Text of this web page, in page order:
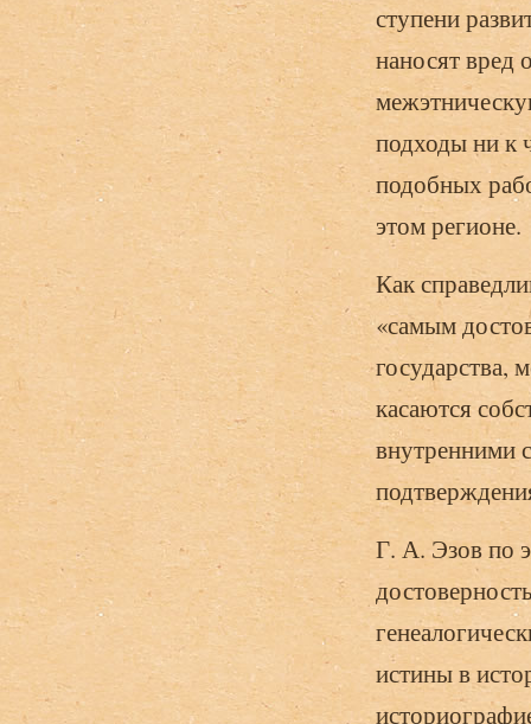
ступени
наносят вред
подходы ни к
подобных
этом регионе.
Как
«самым
государства,
касаются
внутренними
Г. А. Эзов по
истины в